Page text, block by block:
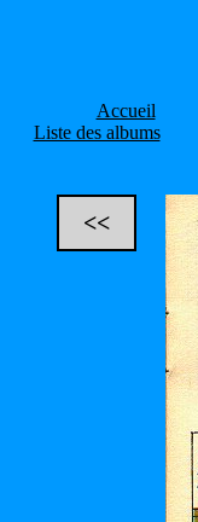
Accueil
Liste des albums
<<